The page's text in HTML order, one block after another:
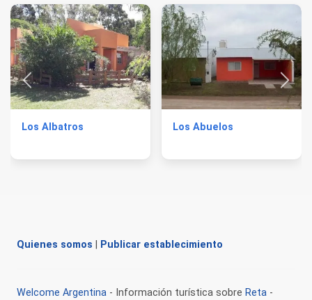
Los Albatros Los Abuelos
Quienes somos Publicar establecimiento
Welcome Argentina - Información turística sobre Reta -